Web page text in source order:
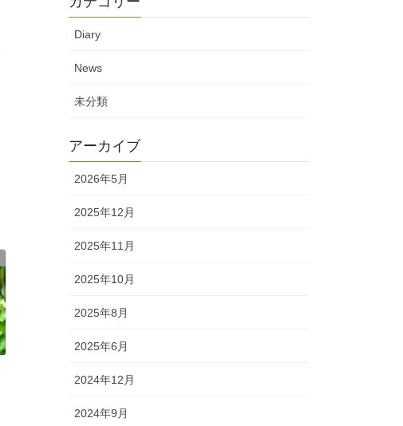
Diary
News
未分類
アーカイブ
2026年5月
2025年12月
2025年11月
2025年10月
2025年8月
2025年6月
2024年12月
2024年9月